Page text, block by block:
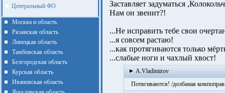
Центральный ФО
Москва и область
Рязанская область
Липецкая область
Тамбовская область
Белгородская область
Курская область
Ивановская область
Заставляет задуматься
Нам он звенит?!
...Не исправить тебе свои
...я совсем растаю!
...как протягиваются только
...слабые ноги и чахлый хвост!
A.Vladimirov
Потягиваются! /долбаная